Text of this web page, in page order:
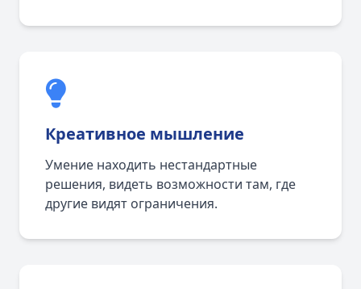
Креативное мышление
Умение находить нестандартные
решения, видеть возможности там, где
другие видят ограничения.